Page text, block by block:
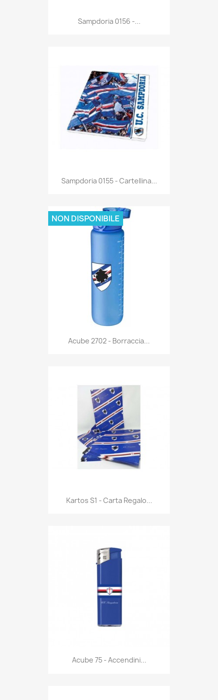
Anteprima
Sampdoria 0156 -...
Anteprima
Sampdoria 0155 - Cartellina...
Anteprima
Acube 2702 - Borraccia...
NON DISPONIBILE
Anteprima
Kartos S1 - Carta Regalo...
Anteprima
Acube 75 - Accendini...